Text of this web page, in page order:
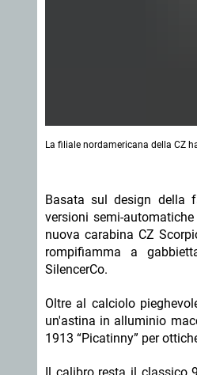
La filiale nordamericana della CZ
Basata sul design della
versioni semi-
nuova carabina CZ
rompifiamma a
SilencerCo.
Oltre al calciolo
un'astina in alluminio
1913 “Picatinny” per